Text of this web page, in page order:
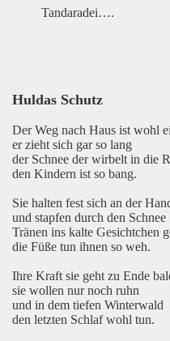
Tandaradei….
Huldas Schutz
Der Weg nach Haus ist wohl
er zieht sich gar so lang
der Schnee der wirbelt in die
den Kindern ist so bang.
Sie halten fest sich an der
und stapfen durch den Schnee
Tränen ins kalte Gesichtchen
die Füße tun ihnen so weh.
Ihre Kraft sie geht zu Ende
sie wollen nur noch ruhn
und in dem tiefen Winterwald
den letzten Schlaf wohl tun.